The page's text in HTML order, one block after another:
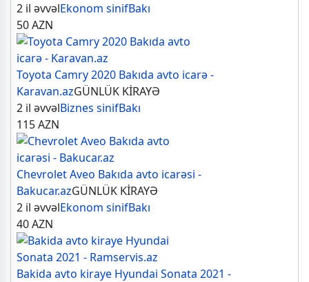
2 il əvvəlEkonom sinifBakı
50AZN
Toyota Camry 2020 Bakıda avto icarə -
Karavan.azGÜNLÜK KİRAYƏ
2 il əvvəlBiznes sinifBakı
115AZN
Chevrolet Aveo Bakıda avto icarəsi -
Bakucar.azGÜNLÜK KİRAYƏ
2 il əvvəlEkonom sinifBakı
40AZN
Bakida avto kiraye Hyundai Sonata 2021 -